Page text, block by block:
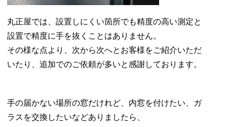
丸正屋では、設置しにくい箇所でも精度の高い測定と
設置で精度に手を抜くことはありません。
その様な点より、次から次へとお客様をご紹介いただ
いたり、追加でのご依頼が多いと感謝しております。
手の届かない場所の窓だけれど、内窓を付けたい、ガ
ラスを交換したいなどありましたら、